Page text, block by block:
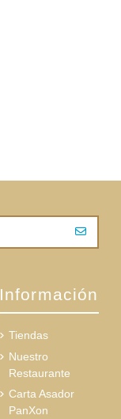
Información
Tiendas
Nuestro
Restaurante
Carta Asador
PanXon